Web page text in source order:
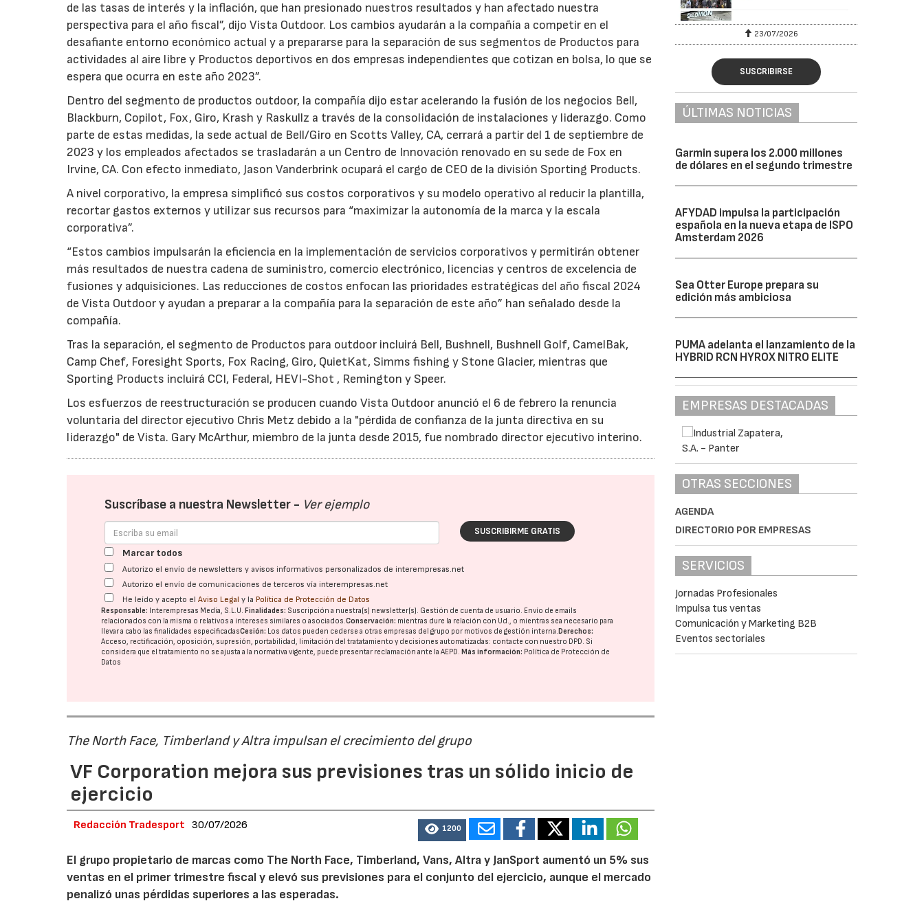
de las tasas de interés y la inflación, que han presionado nuestros resultados y han afectado nuestra
perspectiva para el año fiscal”, dijo Vista Outdoor. Los cambios ayudarán a la compañía a competir en el
desafiante entorno económico actual y a prepararse para la separación de sus segmentos de Productos para
actividades al aire libre y Productos deportivos en dos empresas independientes que cotizan en bolsa, lo que se
espera que ocurra en este año 2023”.
Dentro del segmento de productos outdoor, la compañía dijo estar acelerando la fusión de los negocios Bell,
Blackburn, Copilot, Fox, Giro, Krash y Raskullz a través de la consolidación de instalaciones y liderazgo. Como
parte de estas medidas, la sede actual de Bell/Giro en Scotts Valley, CA, cerrará a partir del 1 de septiembre de
2023 y los empleados afectados se trasladarán a un Centro de Innovación renovado en su sede de Fox en
Irvine, CA. Con efecto inmediato, Jason Vanderbrink ocupará el cargo de CEO de la división Sporting Products.
A nivel corporativo, la empresa simplificó sus costos corporativos y su modelo operativo al reducir la plantilla,
recortar gastos externos y utilizar sus recursos para “maximizar la autonomía de la marca y la escala
corporativa”.
“Estos cambios impulsarán la eficiencia en la implementación de servicios corporativos y permitirán obtener
más resultados de nuestra cadena de suministro, comercio electrónico, licencias y centros de excelencia de
fusiones y adquisiciones. Las reducciones de costos enfocan las prioridades estratégicas del año fiscal 2024
de Vista Outdoor y ayudan a preparar a la compañía para la separación de este año” han señalado desde la
compañía.
Tras la separación, el segmento de Productos para outdoor incluirá Bell, Bushnell, Bushnell Golf, CamelBak,
Camp Chef, Foresight Sports, Fox Racing, Giro, QuietKat, Simms fishing y Stone Glacier, mientras que
Sporting Products incluirá CCI, Federal, HEVI-Shot , Remington y Speer.
Los esfuerzos de reestructuración se producen cuando Vista Outdoor anunció el 6 de febrero la renuncia
voluntaria del director ejecutivo Chris Metz debido a la "pérdida de confianza de la junta directiva en su
liderazgo" de Vista. Gary McArthur, miembro de la junta desde 2015, fue nombrado director ejecutivo interino.
Suscríbase a nuestra Newsletter - Ver ejemplo
SUSCRIBIRME GRATIS
Marcar todos
Autorizo el envío de newsletters y avisos informativos personalizados de interempresas.net
Autorizo el envío de comunicaciones de terceros vía interempresas.net
He leído y acepto elAviso Legal y la Política de Protección de Datos
Responsable: Interempresas Media, S.L.U. Finalidades: Suscripción a nuestra(s) newsletter(s). Gestión de cuenta de usuario. Envío de emails
relacionados con la misma o relativos a intereses similares o asociados.Conservación: mientras dure la relación con Ud., o mientras sea necesario para
llevar a cabo las finalidades especificadasCesión: Los datos pueden cederse a otras empresas del grupo por motivos de gestión interna. Derechos:
Acceso, rectificación, oposición, supresión, portabilidad, limitación del tratatamiento y decisiones automatizadas: contacte con nuestro DPD. Si
considera que el tratamiento no se ajusta a la normativa vigente, puede presentar reclamación ante laAEPD. Más información: Política de Protección de
Datos
The North Face, Timberland y Altra impulsan el crecimiento del grupo
VF Corporation mejora sus previsiones tras un sólido inicio de
ejercicio
Redacción Tradesport 30/07/2026 1200
El grupo propietario de marcas como The North Face, Timberland, Vans, Altra y JanSport aumentó un 5% sus
ventas en el primer trimestre fiscal y elevó sus previsiones para el conjunto del ejercicio, aunque el mercado
penalizó unas pérdidas superiores a las esperadas.
23/07/2026 23/07/2026
SUSCRIBIRSE
ÚLTIMAS NOTICIAS
Garmin supera los 2.000 millones
de dólares en el segundo trimestre
AFYDAD impulsa la participación
española en la nueva etapa de ISPO
Amsterdam 2026
Sea Otter Europe prepara su
edición más ambiciosa
PUMA adelanta el lanzamiento de la
HYBRID RCN HYROX NITRO ELITE
EMPRESAS DESTACADAS
OTRAS SECCIONES
AGENDA
DIRECTORIO POR EMPRESAS
SERVICIOS
Jornadas Profesionales
Impulsa tus ventas
Comunicación y Marketing B2B
Eventos sectoriales